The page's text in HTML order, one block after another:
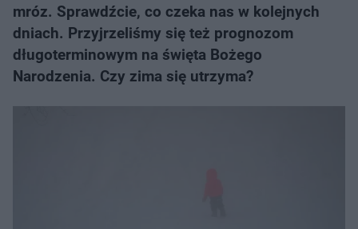
mróz. Sprawdźcie, co czeka nas w kolejnych
dniach. Przyjrzeliśmy się też prognozom
długoterminowym na święta Bożego
Narodzenia. Czy zima się utrzyma?